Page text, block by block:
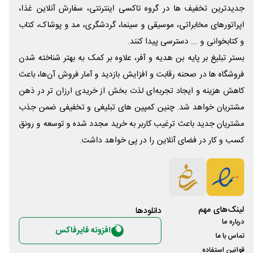
جدیدترین تخفیف ها در گروه تاکسی اینترنتی، سفارش آنلاین غذا،
اپراتورهای مخابراتی، موسیقی و سینما، گردشگری، مد و پوشاک، کتاب
و کتابخوانی و ... دسترسی پیدا کنند.
بستر تبلیغ بر پایه بن هدیه و آفر، علاوه بر کمک به بهتر شناخته شدن
فروشگاه ها در صحنه رقابت و افزایش بازدید و آمار فروش آن‌ها، باعث
کاهش هزینه و ایجاد تجربه‌ای لذت بخش از خریدی ارزان تر در ذهن
مشتریان خواهد شد. چنین کمپین های تبلیغی و تخفیفی ضمن جذب
مشتریان جدید باعث ترغیب کاربر به خرید مجدد شده و توسعه و رونق
کسب و کار در فضای آنلاین را در پی خواهد داشت.
لینک‌های مهم
درباره ما
تماس با ما
قوانین استفاده
دانلود‌ها
افزونه فایرفاکس